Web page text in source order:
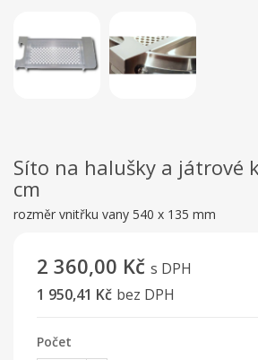
Síto na halušky a játrové
cm
rozměr vnitřku vany 540 x 135 mm
2 360,00 Kč s DPH
1 950,41 Kč bez DPH
Počet